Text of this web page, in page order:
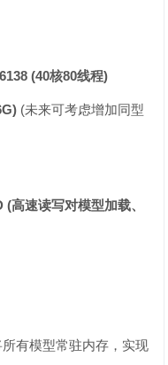
(40核80线程)
‌ (未来可考虑增加同型
高速读写对模型加载、
所有模型常驻内存，实现